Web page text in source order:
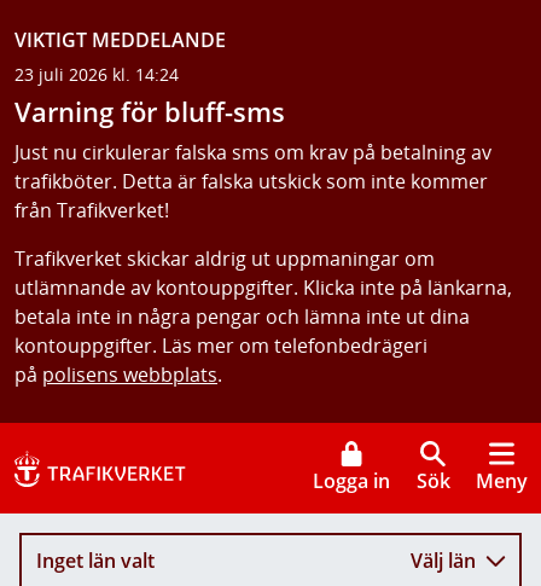
VIKTIGT MEDDELANDE
23 juli 2026 kl. 14:24
Varning för bluff-sms
Just nu cirkulerar falska sms om krav på betalning av
trafikböter. Detta är falska utskick som inte kommer
från Trafikverket!
Trafikverket skickar aldrig ut uppmaningar om
utlämnande av kontouppgifter. Klicka inte på länkarna,
betala inte in några pengar och lämna inte ut dina
kontouppgifter. Läs mer om telefonbedrägeri
på polisens webbplats.
Logga in Sök Meny
Inget län valt Välj län